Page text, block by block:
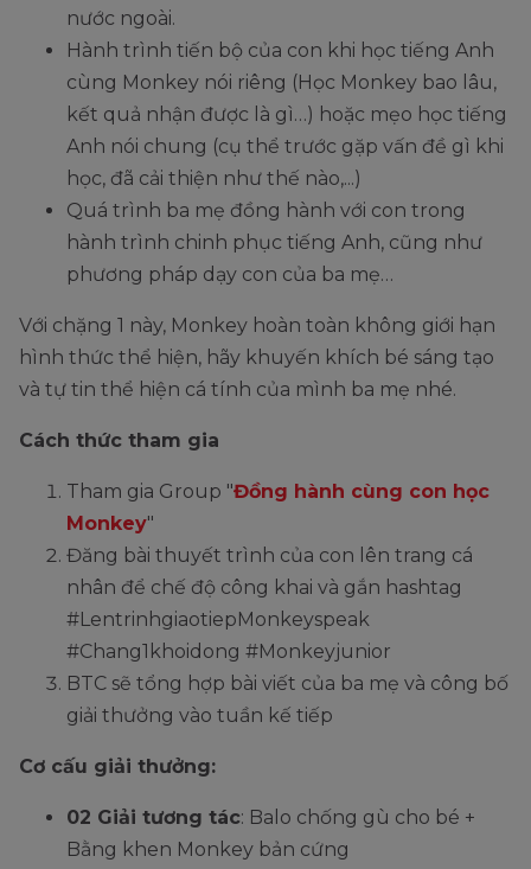
nước ngoài.
Hành trình tiến bộ của con khi học tiếng Anh
cùng Monkey nói riêng (Học Monkey bao lâu,
kết quả nhận được là gì…) hoặc mẹo học tiếng
Anh nói chung (cụ thể trước gặp vấn đề gì khi
học, đã cải thiện như thế nào,...)
Quá trình ba mẹ đồng hành với con trong
hành trình chinh phục tiếng Anh, cũng như
phương pháp dạy con của ba mẹ…
Với chặng 1 này, Monkey hoàn toàn không giới hạn
hình thức thể hiện, hãy khuyến khích bé sáng tạo
và tự tin thể hiện cá tính của mình ba mẹ nhé.
Cách thức tham gia
Tham gia Group "Đồng hành cùng con học
Monkey"
Đăng bài thuyết trình của con lên trang cá
nhân để chế độ công khai và gắn hashtag
#LentrinhgiaotiepMonkeyspeak
#Chang1khoidong #Monkeyjunior
BTC sẽ tổng hợp bài viết của ba mẹ và công bố
giải thưởng vào tuần kế tiếp
Cơ cấu giải thưởng:
02 Giải tương tác: Balo chống gù cho bé +
Bằng khen Monkey bản cứng